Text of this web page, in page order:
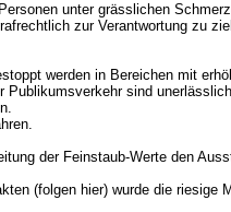
unter grässlichen
zur Verantwortung zu
werden in Bereichen mit
Publikumsverkehr sind
der Feinstaub-Werte den
(folgen hier) wurde die